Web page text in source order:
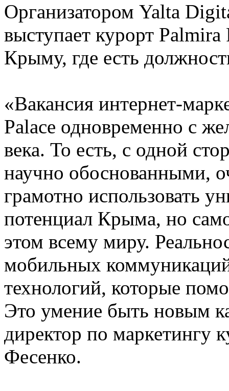
Организатором Yalta
выступает курорт
Крыму, где есть
«Вакансия интернет-
Palace одновременно с
века. То есть, с одной
научно обоснованными,
грамотно использовать
потенциал Крыма, но
этом всему миру.
мобильных
технологий, которые
Это умение быть новым
директор по маркетингу
Фесенко.